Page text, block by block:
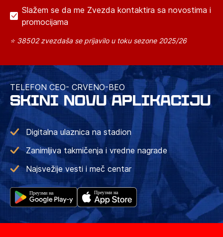
Slažem se da me Zvezda kontaktira sa novostima i
promocijama
⭐ 38502 zvezdaša se prijavilo u toku sezone 2025/26
TELEFON CEO- CRVENO-BEO
SKINI NOVU APLIKACIJU
Digitalna ulaznica na stadion
Zanimljiva takmičenja i vredne nagrade
Najsvežije vesti i meč centar